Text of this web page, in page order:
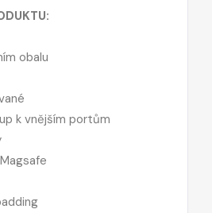
obalu
k vnějším portům